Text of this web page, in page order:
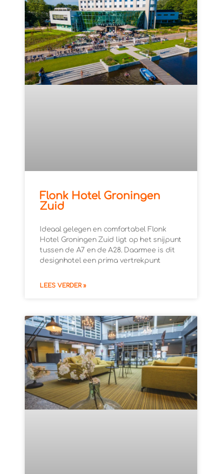
Flonk Hotel Groningen
Zuid
Ideaal gelegen en comfortabel Flonk
Hotel Groningen Zuid ligt op het snijpunt
tussen de A7 en de A28. Daarmee is dit
designhotel een prima vertrekpunt
LEES VERDER »